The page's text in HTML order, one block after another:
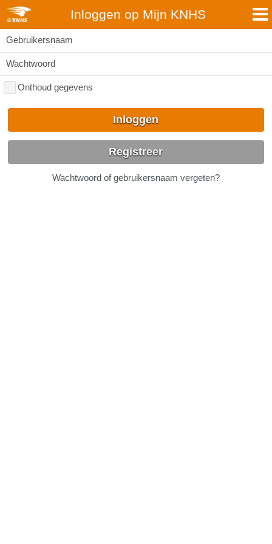
Inloggen op Mijn KNHS
Gebruikersnaam
Wachtwoord
Onthoud gegevens
Inloggen
Registreer
Wachtwoord of gebruikersnaam vergeten?